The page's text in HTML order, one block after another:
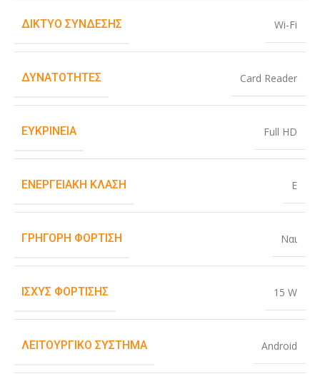
ΔΊΚΤΥΟ ΣΎΝΔΕΣΗΣ Wi-Fi
ΔΥΝΑΤΌΤΗΤΕΣ Card Reader
ΕΥΚΡΊΝΕΙΑ Full HD
ΕΝΕΡΓΕΙΑΚΉ ΚΛΆΣΗ E
ΓΡΉΓΟΡΗ ΦΌΡΤΙΣΗ Ναι
ΙΣΧΎΣ ΦΌΡΤΙΣΗΣ 15 W
ΛΕΙΤΟΥΡΓΙΚΌ ΣΎΣΤΗΜΑ Android